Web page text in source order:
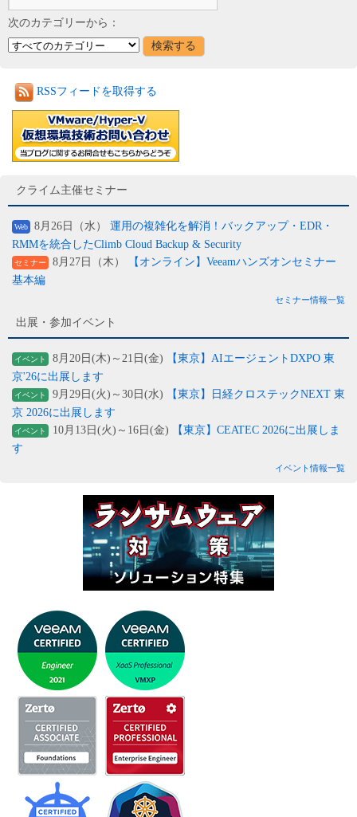
次のカテゴリーから：
RSSフィードを取得する
クライム主催セミナー
Web 8月26日（水） 運用の複雑化を解消！バックアップ・EDR・
RMMを統合したClimb Cloud Backup & Security
セミナー 8月27日（木）
【オンライン】Veeamハンズオンセミナー
基本編
セミナー情報一覧
出展・参加イベント
イベント 8月20日(木)～21日(金)
【東京】AIエージェントDXPO 東
京'26に出展します
イベント 9月29日(火)～30日(水)
【東京】日経クロステックNEXT 東
京 2026に出展します
イベント 10月13日(火)～16日(金)
【東京】CEATEC 2026に出展しま
す
イベント情報一覧